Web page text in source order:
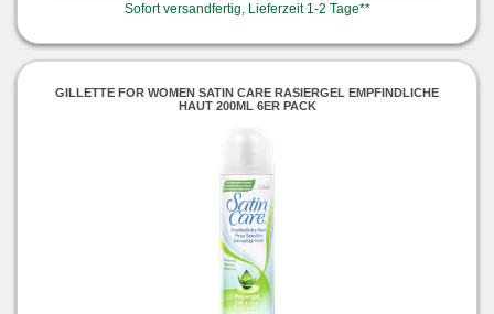
Sofort versandfertig, Lieferzeit 1-2 Tage**
GILLETTE FOR WOMEN SATIN CARE RASIERGEL EMPFINDLICHE
HAUT 200ML 6ER PACK